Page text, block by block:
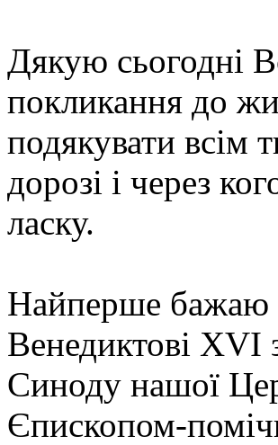
Дякую сьогодні
покликання до
подякувати всім
дорозі і через
ласку.
Найперше бажаю
Венедиктові ХVІ
Синоду нашої
Єпископом-